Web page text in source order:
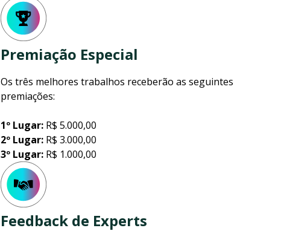
Premiação Especial
Os três melhores trabalhos receberão as seguintes
premiações:
1º Lugar:R$ 5.000,00
2º Lugar:R$ 3.000,00
3º Lugar:R$ 1.000,00
Feedback de Experts